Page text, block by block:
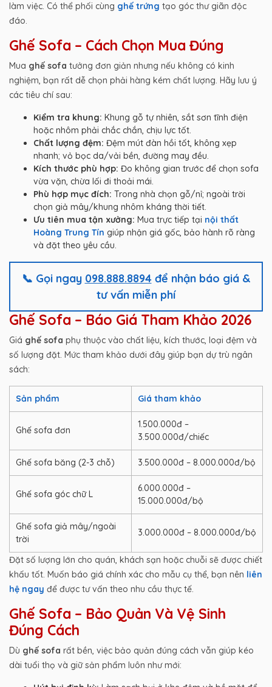
làm việc. Có thể phối cùng ghế trứng tạo góc thư giãn độc
đáo.
Ghế Sofa – Cách Chọn Mua Đúng
Mua ghế sofa tưởng đơn giản nhưng nếu không có kinh
nghiệm, bạn rất dễ chọn phải hàng kém chất lượng. Hãy lưu ý
các tiêu chí sau:
Kiểm tra khung: Khung gỗ tự nhiên, sắt sơn tĩnh điện
hoặc nhôm phải chắc chắn, chịu lực tốt.
Chất lượng đệm: Đệm mút đàn hồi tốt, không xẹp
nhanh; vỏ bọc da/vải bền, đường may đều.
Kích thước phù hợp: Đo không gian trước để chọn sofa
vừa vặn, chừa lối đi thoải mái.
Phù hợp mục đích: Trong nhà chọn gỗ/nỉ; ngoài trời
chọn giả mây/khung nhôm kháng thời tiết.
Ưu tiên mua tận xưởng: Mua trực tiếp tại nội thất
Hoàng Trung Tín giúp nhận giá gốc, bảo hành rõ ràng
và đặt theo yêu cầu.
📞 Gọi ngay 098.888.8894 để nhận báo giá &
tư vấn miễn phí
Ghế Sofa – Báo Giá Tham Khảo 2026
Giá ghế sofa phụ thuộc vào chất liệu, kích thước, loại đệm và
số lượng đặt. Mức tham khảo dưới đây giúp bạn dự trù ngân
sách:
Sản phẩm Giá tham khảo
Ghế sofa đơn
1.500.000đ –
3.500.000đ/chiếc
Ghế sofa băng (2-3 chỗ) 3.500.000đ – 8.000.000đ/bộ
Ghế sofa góc chữ L
6.000.000đ –
15.000.000đ/bộ
Ghế sofa giả mây/ngoài
trời
3.000.000đ – 8.000.000đ/bộ
Đặt số lượng lớn cho quán, khách sạn hoặc chuỗi sẽ được chiết
khấu tốt. Muốn báo giá chính xác cho mẫu cụ thể, bạn nên liên
hệ ngay để được tư vấn theo nhu cầu thực tế.
Ghế Sofa – Bảo Quản Và Vệ Sinh
Đúng Cách
Dù ghế sofa rất bền, việc bảo quản đúng cách vẫn giúp kéo
dài tuổi thọ và giữ sản phẩm luôn như mới: